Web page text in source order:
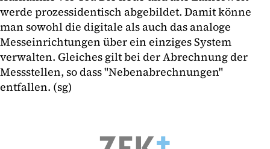
werde prozessidentisch abgebildet. Damit könne
man sowohl die digitale als auch das analoge
Messeinrichtungen über ein einziges System
verwalten. Gleiches gilt bei der Abrechnung der
Messstellen, so dass "Nebenabrechnungen"
entfallen. (sg)